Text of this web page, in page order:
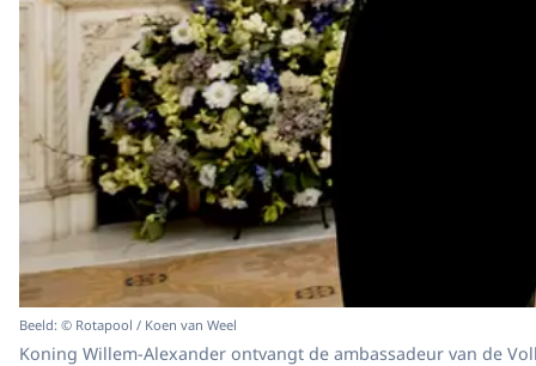
Beeld: © Rotapool / Koen van Weel
Koning Willem-Alexander ontvangt de ambassadeur van de